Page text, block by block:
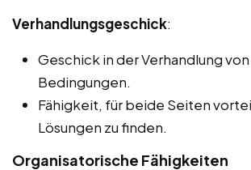
Verhandlungsgeschick:
Geschick in der Verhandlung
Bedingungen.
Fähigkeit, für beide Seiten
Lösungen zu finden.
Organisatorische Fähigkeiten